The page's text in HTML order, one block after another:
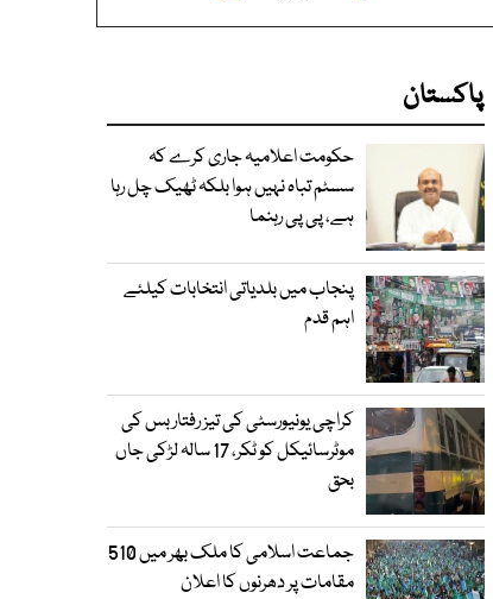
پاکستان
حکومت اعلامیہ جاری کرے کہ
سسٹم تباہ نہیں ہوا بلکہ ٹھیک چل رہا
ہے، پی پی رہنما
پنجاب میں بلدیاتی انتخابات کیلئے
اہم قدم
کراچی یونیورسٹی کی تیز رفتار بس کی
موٹرسائیکل کو ٹکر، 17 سالہ لڑکی جاں
بحق
جماعت اسلامی کا ملک بھر میں 510
مقامات پر دھرنوں کا اعلان